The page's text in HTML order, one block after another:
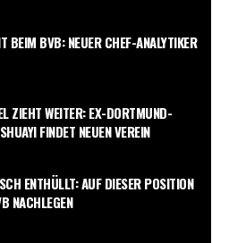
BEIM BVB: NEUER CHEF-ANALYTIKER
ZIEHT WEITER: EX-DORTMUND-
FINDET NEUEN VEREIN
ENTHÜLLT: AUF DIESER POSITION
NACHLEGEN